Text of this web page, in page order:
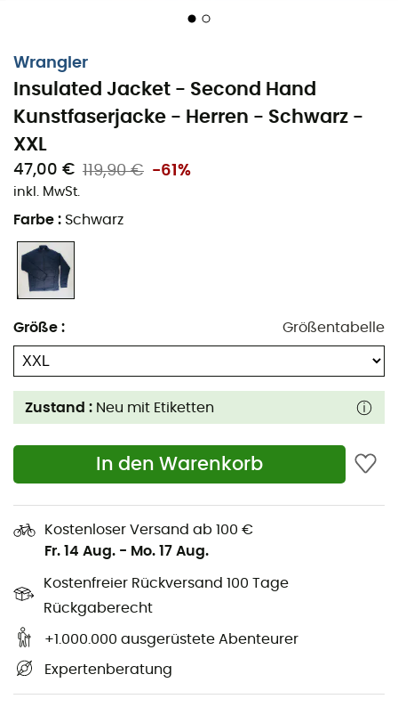
Wrangler
Insulated Jacket - Second Hand
Kunstfaserjacke - Herren - Schwarz -
XXL
47,00 € 119,90 € -61%
inkl. MwSt.
Farbe : Schwarz
Größe : Größentabelle
Zustand : Neu mit Etiketten
In den Warenkorb
Kostenloser Versand ab 100 €
Fr. 14 Aug. - Mo. 17 Aug.
Kostenfreier Rückversand 100 Tage
Rückgaberecht
+1.000.000 ausgerüstete Abenteurer
Expertenberatung